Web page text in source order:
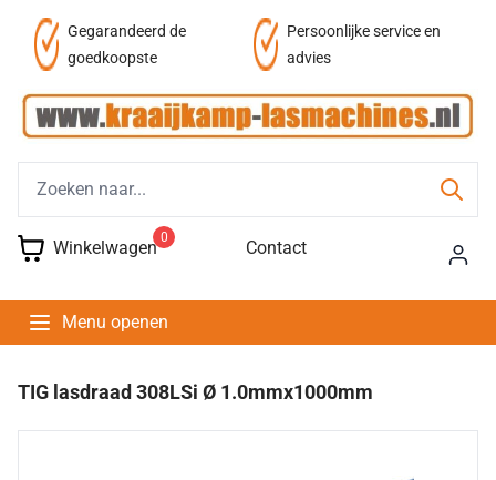
Gegarandeerd de
goedkoopste
Persoonlijke service en
advies
Winkelwagen 0 Contact
Menu openen
TIG lasdraad 308LSi Ø 1.0mmx1000mm